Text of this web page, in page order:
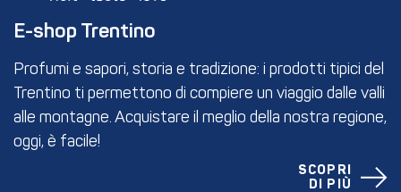
E-shop Trentino
Profumi e sapori, storia e tradizione: i prodotti tipici del
Trentino ti permettono di compiere un viaggio dalle valli
alle montagne. Acquistare il meglio della nostra regione,
oggi, è facile!
SCOPRI
DI PIÙ